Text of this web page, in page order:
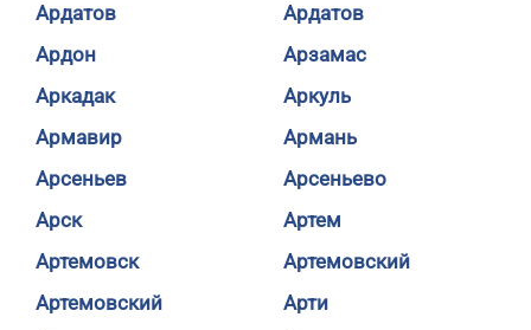
Ардатов
Ардатов
Ардон
Арзамас
Аркадак
Аркуль
Армавир
Армань
Арсеньев
Арсеньево
Арск
Артем
Артемовск
Артемовский
Артемовский
Арти